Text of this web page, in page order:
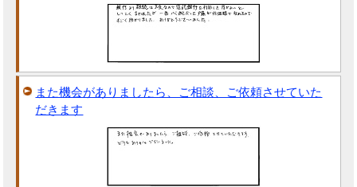
また機会がありましたら、ご相談、ご依頼させていた
だきます